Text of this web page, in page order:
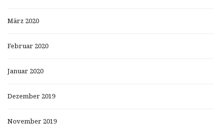
März 2020
Februar 2020
Januar 2020
Dezember 2019
November 2019